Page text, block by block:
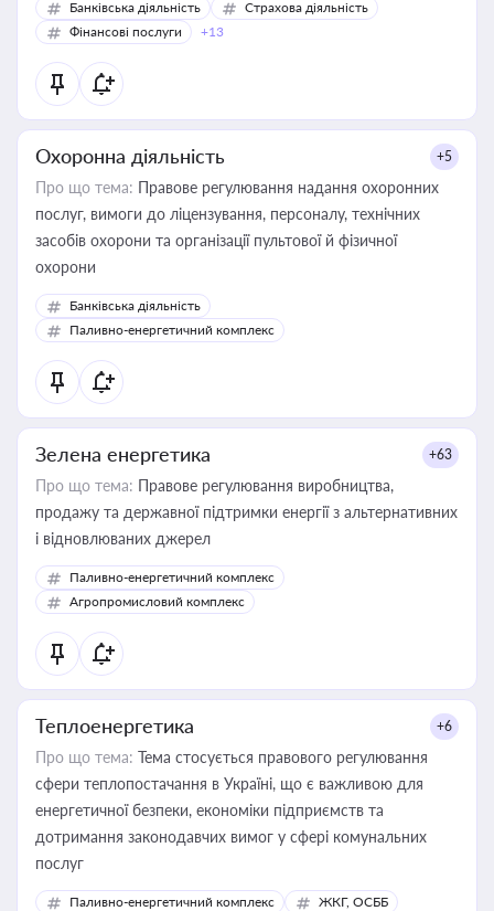
Банківська діяльність
Страхова діяльність
Фінансові послуги
+13
Охоронна діяльність +5
Про що тема: Правове регулювання надання охоронних
послуг, вимоги до ліцензування, персоналу, технічних
засобів охорони та організації пультової й фізичної
охорони
Банківська діяльність
Паливно-енергетичний комплекс
Зелена енергетика +63
Про що тема: Правове регулювання виробництва,
продажу та державної підтримки енергії з альтернативних
і відновлюваних джерел
Паливно-енергетичний комплекс
Агропромисловий комплекс
Теплоенергетика +6
Про що тема: Тема стосується правового регулювання
сфери теплопостачання в Україні, що є важливою для
енергетичної безпеки, економіки підприємств та
дотримання законодавчих вимог у сфері комунальних
послуг
Паливно-енергетичний комплекс ЖКГ, ОСББ